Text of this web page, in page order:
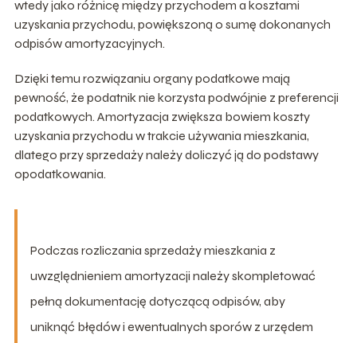
wtedy jako różnicę między przychodem a kosztami
uzyskania przychodu, powiększoną o sumę dokonanych
odpisów amortyzacyjnych.
Dzięki temu rozwiązaniu organy podatkowe mają
pewność, że podatnik nie korzysta podwójnie z preferencji
podatkowych. Amortyzacja zwiększa bowiem koszty
uzyskania przychodu w trakcie używania mieszkania,
dlatego przy sprzedaży należy doliczyć ją do podstawy
opodatkowania.
Podczas rozliczania sprzedaży mieszkania z
uwzględnieniem amortyzacji należy skompletować
pełną dokumentację dotyczącą odpisów, aby
uniknąć błędów i ewentualnych sporów z urzędem